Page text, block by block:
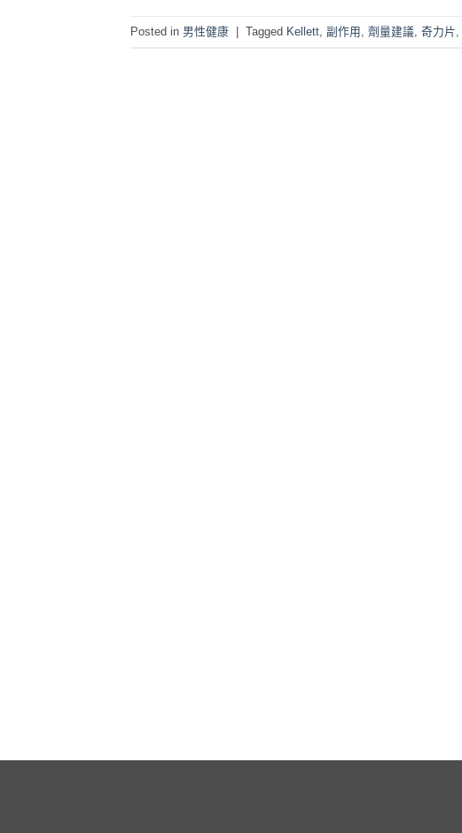
Posted in 男性健康 | Tagged Kellett 副作用 劑量建議 奇力片